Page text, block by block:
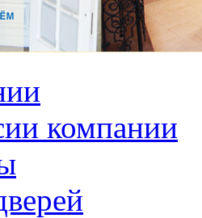
компании